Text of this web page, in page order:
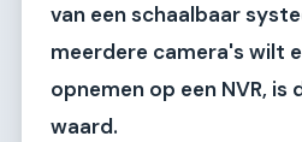
van een schaalbaar
meerdere camera's wilt
opnemen op een NVR,
waard.